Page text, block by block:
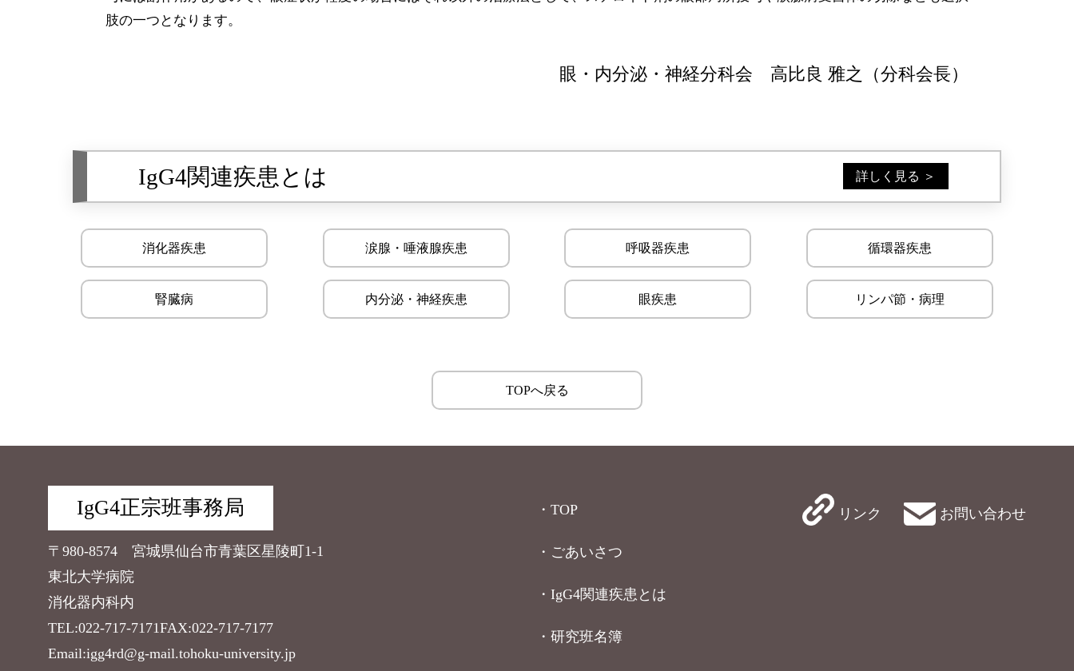
肢の一つとなります。
眼・内分泌・神経分科会 高比良 雅之（分科会長）
IgG4関連疾患とは 詳しく見る ＞
消化器疾患 涙腺・唾液腺疾患 呼吸器疾患 循環器疾患
腎臓病 内分泌・神経疾患 眼疾患 リンパ節・病理
TOPへ戻る
IgG4正宗班事務局
〒980-8574 宮城県仙台市青葉区星陵町1-1
東北大学病院
消化器内科内
TEL:022-717-7171FAX:022-717-7177
Email:igg4rd@g-mail.tohoku-university.jp
・TOP
・ごあいさつ
・IgG4関連疾患とは
・研究班名簿
リンク お問い合わせ